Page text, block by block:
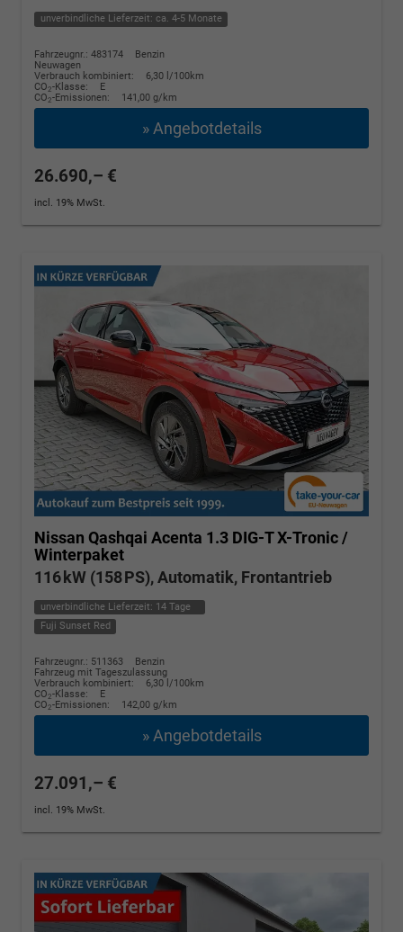
unverbindliche Lieferzeit: ca. 4-5 Monate
Fahrzeugnr.: 483174
Benzin
Neuwagen
Verbrauch kombiniert:
6,30 l/100km
CO2-Klasse:
E
CO2-Emissionen: 141,00 g/km
» Angebotdetails
26.690,– €
incl. 19% MwSt.
Nissan Qashqai Acenta 1.3 DIG-T X-Tronic /
Winterpaket
116 kW (158 PS), Automatik, Frontantrieb
unverbindliche Lieferzeit: 14 Tage
Fuji Sunset Red
Fahrzeugnr.: 511363
Benzin
Fahrzeug mit Tageszulassung
Verbrauch kombiniert:
6,30 l/100km
CO2-Klasse:
E
CO2-Emissionen: 142,00 g/km
» Angebotdetails
27.091,– €
incl. 19% MwSt.